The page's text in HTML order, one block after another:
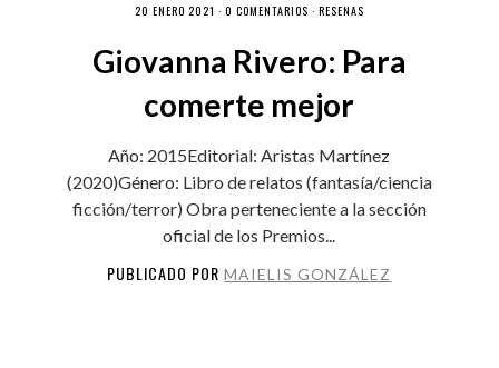
20 ENERO 2021 · 0 COMENTARIOS · RESEÑAS
Giovanna Rivero: Para
comerte mejor
Año: 2015Editorial: Aristas Martínez
(2020)Género: Libro de relatos (fantasía/ciencia
ficción/terror) Obra perteneciente a la sección
oficial de los Premios...
PUBLICADO PORMAIELIS GONZÁLEZ